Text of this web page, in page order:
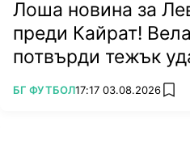
Лоша новина за
преди Кайрат!
потвърди тежък
ПОВЕЧЕ ОТ
БГ ФУТБОЛ17:17 03.08.2026 add